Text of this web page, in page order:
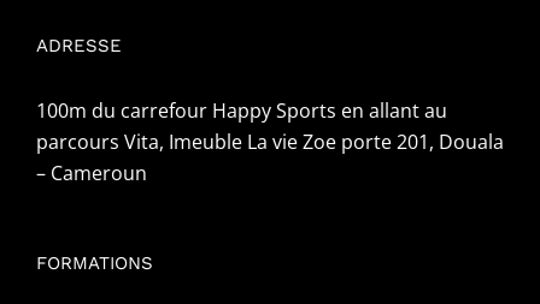
ADRESSE
100m du carrefour Happy Sports en allant au
parcours Vita, Imeuble La vie Zoe porte 201, Douala
– Cameroun
FORMATIONS